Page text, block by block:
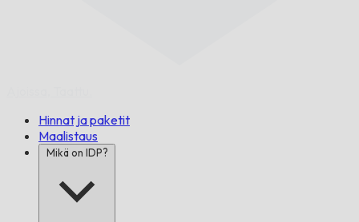
Hinnat ja paketit
Maalistaus
Mikä on IDP?